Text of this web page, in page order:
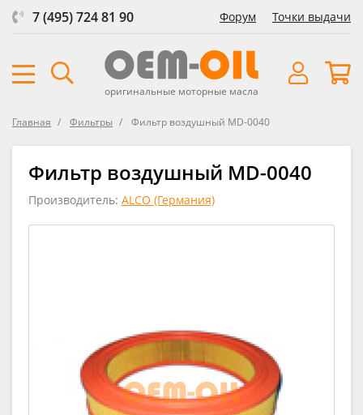
7 (495) 724 81 90 Форум Точки выдачи
оригинальные моторные масла
Главная Фильтры Фильтр воздушный MD-0040
Фильтр воздушный MD-0040
Производитель: ALCO (Германия)